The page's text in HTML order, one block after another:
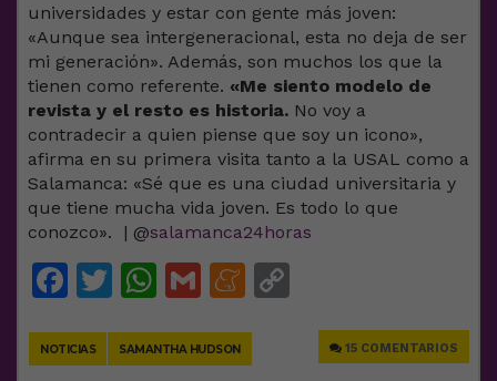
universidades y estar con gente más joven:
«Aunque sea intergeneracional, esta no deja de ser
mi generación». Además, son muchos los que la
tienen como referente. «Me siento modelo de
revista y el resto es historia. No voy a
contradecir a quien piense que soy un icono»,
afirma en su primera visita tanto a la USAL como a
Salamanca: «Sé que es una ciudad universitaria y
que tiene mucha vida joven. Es todo lo que
conozco». | @salamanca24horas
Facebook
Twitter
WhatsApp
GmailMeneame
NOTICIAS SAMANTHA HUDSON 15 COMENTARIOS